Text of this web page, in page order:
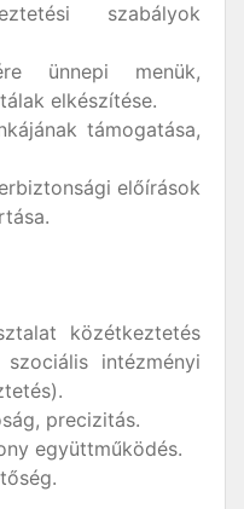
szabályok
ünnepi menük,
elkészítése.
támogatása,
előírások
közétkeztetés
intézményi
precizitás.
együttműködés.